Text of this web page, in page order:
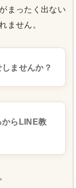
まったく出ない
ません。
ませんか？
らLINE教